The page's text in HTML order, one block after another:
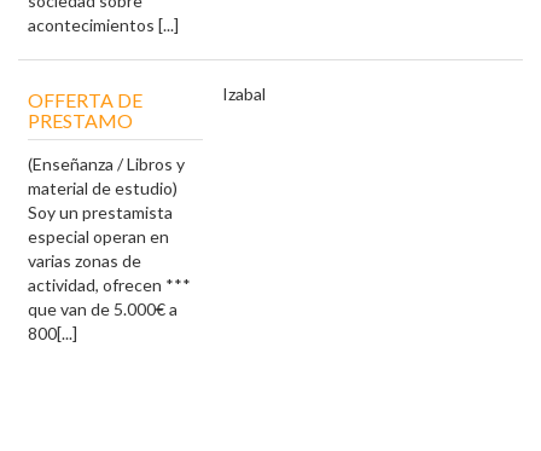
acontecimientos [...]
OFFERTA DE
PRESTAMO
(Enseñanza / Libros y
material de estudio)
Soy un prestamista
especial operan en
varias zonas de
actividad, ofrecen ***
que van de 5.000€ a
800[...]
Izabal